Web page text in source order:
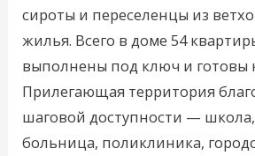
сироты и переселенцы из
жилья. Всего в доме 54
выполнены под ключ и готовы
Прилегающая территория
шаговой доступности — школа,
больница, поликлиника,